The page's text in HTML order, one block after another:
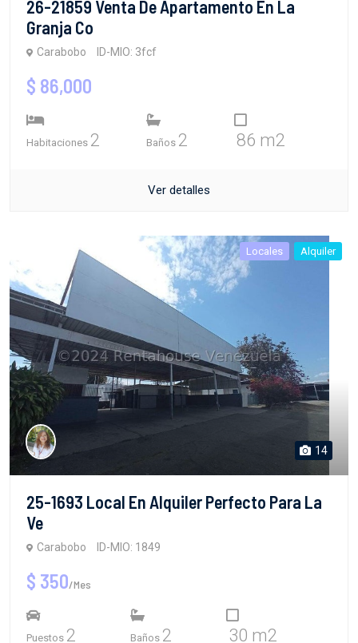
26-21859 Venta De Apartamento En La
Granja Co
Carabobo ID-MIO: 3fcf
$ 86,000
Habitaciones 2 Baños 2 86 m2
Ver detalles
Locales Alquiler
14
25-1693 Local En Alquiler Perfecto Para La
Ve
Carabobo ID-MIO: 1849
$ 350/Mes
Puestos 2 Baños 2 30 m2